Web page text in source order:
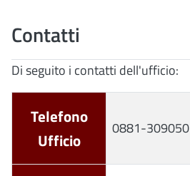
Contatti
Di seguito i contatti dell'ufficio:
Telefono
Ufficio
0881-309050